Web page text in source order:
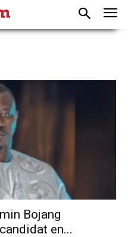
Bojang
en...